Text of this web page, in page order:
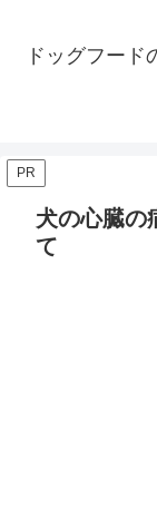
ドッグフー
PR
犬の心臓の
て